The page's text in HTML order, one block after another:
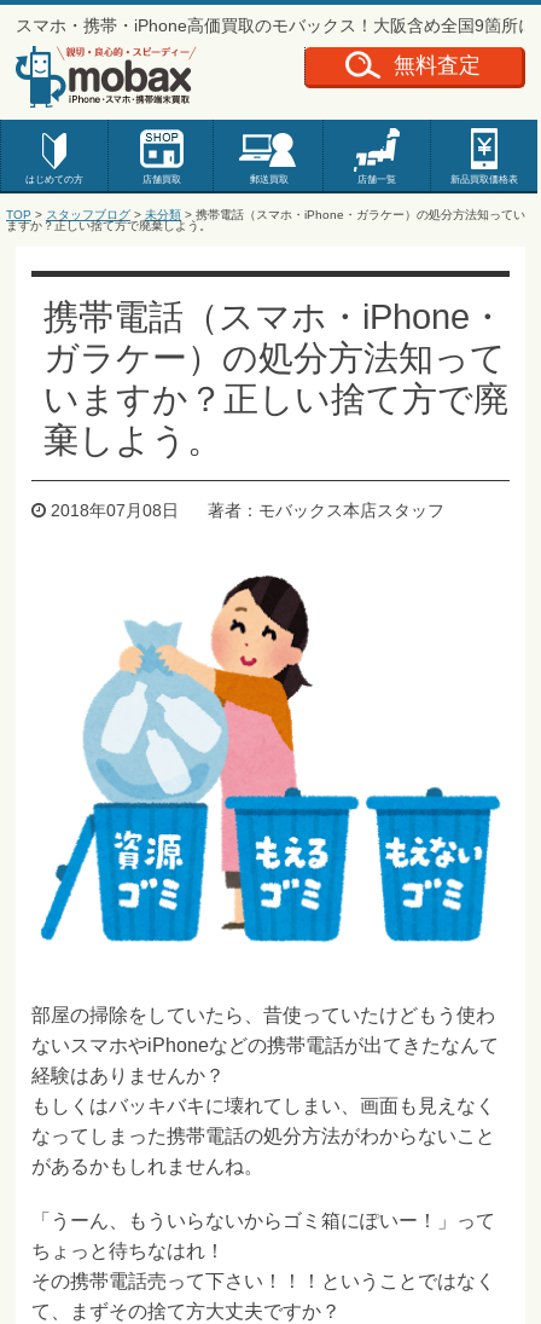
スマホ・携帯・iPhone高価買取のモバックス！大阪含め全国9箇所に
はじめての方 店舗買取 郵送買取 店舗一覧 新品買取価格表
無料査定
TOP > スタッフブログ > 未分類 > 携帯電話（スマホ・iPhone・ガラケー）の処分方法知ってい
ますか？正しい捨て方で廃棄しよう。
携帯電話（スマホ・iPhone・
ガラケー）の処分方法知って
いますか？正しい捨て方で廃
棄しよう。
2018年07月08日 著者：モバックス本店スタッフ
部屋の掃除をしていたら、昔使っていたけどもう使わ
ないスマホやiPhoneなどの携帯電話が出てきたなんて
経験はありませんか？
もしくはバッキバキに壊れてしまい、画面も見えなく
なってしまった携帯電話の処分方法がわからないこと
があるかもしれませんね。
「うーん、もういらないからゴミ箱にぽいー！」って
ちょっと待ちなはれ！
その携帯電話売って下さい！！！ということではなく
て、まずその捨て方大丈夫ですか？